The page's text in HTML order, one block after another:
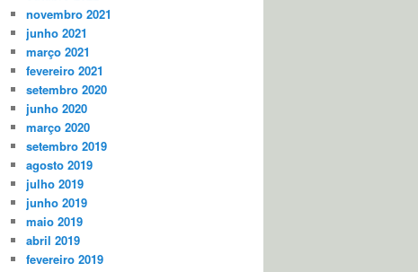
novembro 2021
junho 2021
março 2021
fevereiro 2021
setembro 2020
junho 2020
março 2020
setembro 2019
agosto 2019
julho 2019
junho 2019
maio 2019
abril 2019
fevereiro 2019